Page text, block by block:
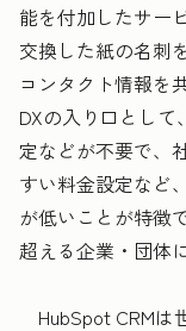
能を付加したサー
交換した紙の名刺
コンタクト情報を
DXの入り口とし
定などが不要で、
すい料金設定など
が低いことが特徴
超える企業・団体
HubSpot CRMは